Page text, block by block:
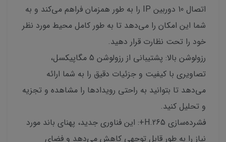
اتصال 10 دوربین IP را به طور همزمان فراهم می‌کند و به
شما این امکان را می‌دهد تا به طور کامل محیط مورد نظر
خود را تحت نظارت قرار دهید.
رزولوشن بالا: پشتیبانی از رزولوشن 5 مگاپیکسل،
تصاویری با کیفیت و جزئیات دقیق را به شما ارائه
می‌دهد تا بتوانید به راحتی رویدادها را مشاهده و تجزیه
و تحلیل کنید.
فشرده‌سازی H.265+: این فناوری جدید، پهنای باند مورد
نیاز را به طور قابل توجهی کاهش می‌دهد و فضای